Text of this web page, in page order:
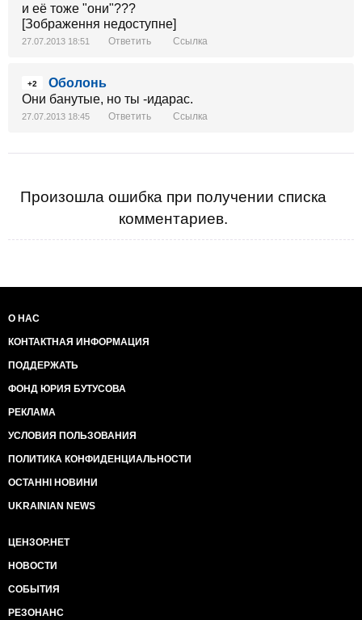
и её тоже "они"???
[Зображення недоступне]
27.07.2013 18:51 Ответить Ссылка
+2
Оболонь
Они банутые, но ты -идарас.
27.07.2013 18:45 Ответить Ссылка
Произошла ошибка при получении списка
комментариев.
О НАС
КОНТАКТНАЯ ИНФОРМАЦИЯ
ПОДДЕРЖАТЬ
ФОНД ЮРИЯ БУТУСОВА
РЕКЛАМА
УСЛОВИЯ ПОЛЬЗОВАНИЯ
ПОЛИТИКА КОНФИДЕНЦИАЛЬНОСТИ
ОСТАННІ НОВИНИ
UKRAINIAN NEWS
ЦЕНЗОР.НЕТ
НОВОСТИ
СОБЫТИЯ
РЕЗОНАНС